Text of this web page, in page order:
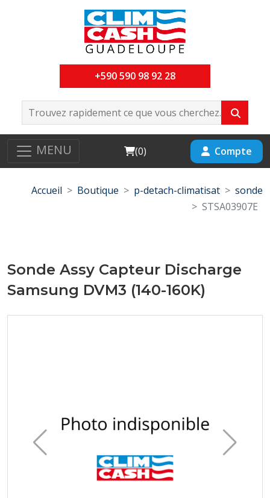
+590 590 98 92 28
MENU Cart
(0) Compte
Accueil Boutique p-detach-climatisat
sonde
STSA03907E
Sonde Assy Capteur Discharge
Samsung DVM3 (140-160K)